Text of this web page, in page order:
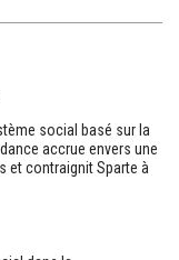
social basé sur la
accrue envers une
et contraignit Sparte à